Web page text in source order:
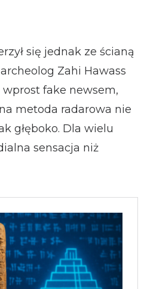
się jednak ze ścianą
Zahi Hawass
wprost fake newsem,
metoda radarowa nie
głęboko. Dla wielu
sensacja niż